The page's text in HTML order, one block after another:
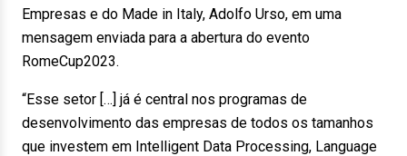
Empresas e do Made in Italy, Adolfo Urso, em uma
mensagem enviada para a abertura do evento
RomeCup2023.
“Esse setor […] já é central nos programas de
desenvolvimento das empresas de todos os tamanhos
que investem em Intelligent Data Processing, Language